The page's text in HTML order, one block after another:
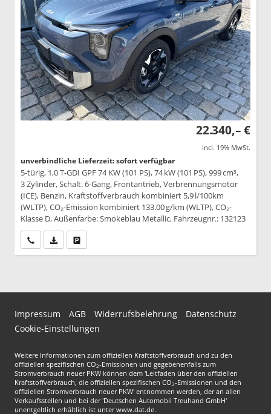
22.340,– €
incl. 19% MwSt.
unverbindliche Lieferzeit: sofort verfügbar
5-türig, 1,0 T-GDI GPF 74 KW (101 PS), 74 kW (101 PS), 999 cm³,
3 Zylinder, Schalt. 6-Gang, Frontantrieb, Verbrennungsmotor
(ICE), Benzin, Kraftstoffverbrauch kombiniert 5,9 l/100km
(WLTP), CO₂-Emission kombiniert 133.00 g/km (WLTP), CO₂-
Klasse D, Außenfarbe: Smokeblau Metallic, Fahrzeugnr.: 132123
Wir rufen Sie anPDF-Datei, Fahrzeugexposé drucken
Impressum AGB Widerrufsbelehrung
Datenschutz
Cookie-Einstellungen
Weitere Informationen zum offiziellen Kraftstoffverbrauch und zu den
offiziellen spezifischen CO2-Emissionen und gegebenenfalls zum
Stromverbrauch neuer PKW können dem 'Leitfaden über den offiziellen
Kraftstoffverbrauch, die offiziellen spezifischen CO2-Emissionen und den
offiziellen Stromverbrauch neuer PKW' entnommen werden, der an allen
Verkaufsstellen und bei der 'Deutschen Automobil Treuhand GmbH'
unentgeltlich erhältlich ist unter www.dat.de.